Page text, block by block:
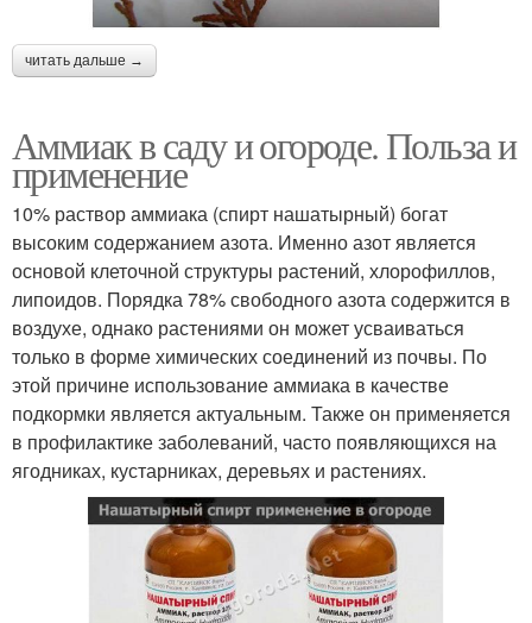
читать дальше →
Аммиак в саду и огороде. Польза и
применение
10% раствор аммиака (спирт нашатырный) богат
высоким содержанием азота. Именно азот является
основой клеточной структуры растений, хлорофиллов,
липоидов. Порядка 78% свободного азота содержится в
воздухе, однако растениями он может усваиваться
только в форме химических соединений из почвы. По
этой причине использование аммиака в качестве
подкормки является актуальным. Также он применяется
в профилактике заболеваний, часто появляющихся на
ягодниках, кустарниках, деревьях и растениях.